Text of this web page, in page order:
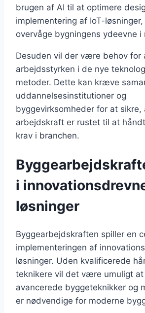
brugen af AI til at optimere
implementering af IoT-
overvåge bygningens ydeevne i
Desuden vil der være behov for
arbejdsstyrken i de nye
metoder. Dette kan kræve
uddannelsesinstitutioner og
byggevirksomheder for at sikre,
arbejdskraft er rustet til at
krav i branchen.
i
løsninger
Byggearbejdskraften spiller en
implementeringen af
løsninger. Uden kvalificerede
teknikere vil det være umuligt at
avancerede byggeteknikker og
er nødvendige for moderne